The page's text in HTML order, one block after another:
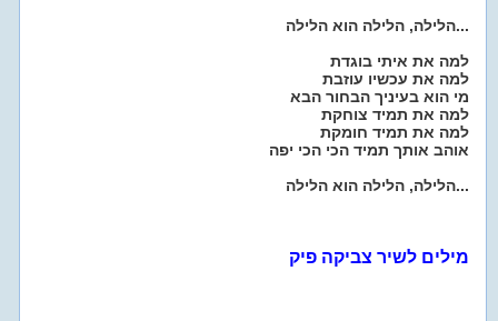
הלילה, הלילה הוא הלילה...
למה את איתי בוגדת
למה את עכשיו עוזבת
מי הוא בעיניך הבחור הבא
למה את תמיד צוחקת
למה את תמיד חומקת
אוהב אותך תמיד הכי הכי יפה
הלילה, הלילה הוא הלילה...
מילים לשיר צביקה פיק